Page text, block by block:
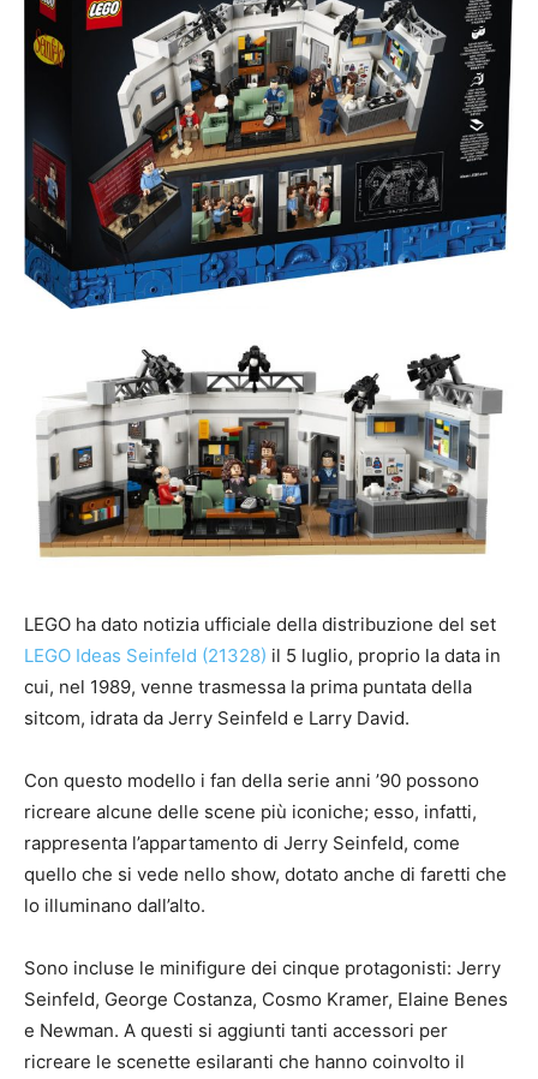
LEGO ha dato notizia ufficiale della distribuzione del set
LEGO Ideas Seinfeld (21328) il 5 luglio, proprio la data in
cui, nel 1989, venne trasmessa la prima puntata della
sitcom, idrata da Jerry Seinfeld e Larry David.
Con questo modello i fan della serie anni ’90 possono
ricreare alcune delle scene più iconiche; esso, infatti,
rappresenta l’appartamento di Jerry Seinfeld, come
quello che si vede nello show, dotato anche di faretti che
lo illuminano dall’alto.
Sono incluse le minifigure dei cinque protagonisti: Jerry
Seinfeld, George Costanza, Cosmo Kramer, Elaine Benes
e Newman. A questi si aggiunti tanti accessori per
ricreare le scenette esilaranti che hanno coinvolto il